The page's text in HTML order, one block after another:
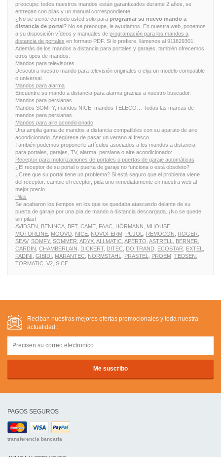
preocupe: todos nuestros mandos están garantizados durante 2 años, se
entregan con pilas y un manual correspondiente.
¿No se siente comodo usted solo para programar su nuevo mando a
distancia de portal? No se preocupe, le ayudamos. En nuestra web, ponemos
a su disposición vídeos y manuales de programación para los mandos a
distancia de portales en formato PDF. Si lo prefiere, llámenos al 911829301.
Además de los mandos a distancia para portales y garajes, también ofrecemos
otros tipos de mandos:
Mandos para televisores
Descubra nuestro mando para televisión originales o elija un modelo compatible
o universal.
Mandos para alarma
Encuentre su mando a distancia para alarma gracias a nuestro buscador.
Mandos para persianas
Mandos SOMFY; mandos NICE, mandos TELECO… Todas las marcas de
mandos para persianas.
Mandos para aire acondicionado
Una amplia gama de mandos a distancia compatibles con su aparato de aire
acondicionado. Asegúrese de pasar un verano al fresco.
También podemos proponerle artículos asociados a los mandos a distancia
para portales, garajes, TV, alarma, persiana o aire acondicionado:
Receptor para motorizaciones de portales o puertas de garaje automáticas
¿El receptor de su portal o puerta de garaje no funciona o está obsoleto?
¿Cree que su portal tiene un problema? Si está seguro que el problema viene
del receptor: cambie el receptor, pida uno inmediatamente en nuestra web al
mejor precio.
Pilas
Se acabaron los tiempos en los que se quedaba atascasdo delante de su
puerta de garaje por una pila de mando a distancia descargada. ¡No se quede
sin pilas!
AVIDSEN,
BENINCA, BFT, CAME, FAAC, HÖRMANN,
MHOUSE,
MOTORLINE, MOOVO, NICE, NOVOFERM, PUJOL, REMOCON,
ROGER,
SEAV, SOMFY, SOMMER, ADYX, ALLMATIC, APERTO, ASTRELL,
BERNER,
CARDIN, CHAMBERLAIN, DICKERT, DITEC, DOITRAND, ECOSTAR,
EXTEL,
FADINI, GIBIDI, MARANTEC, NORMSTAHL, PRASTEL, PROEM, TEDSEN,
TORMATIC, V2, SICE
Reciban nuestras mejores ofertas promocíonales y toda nuestra
actualidad :
PAGOS SEGUROS
transferencia bancaria